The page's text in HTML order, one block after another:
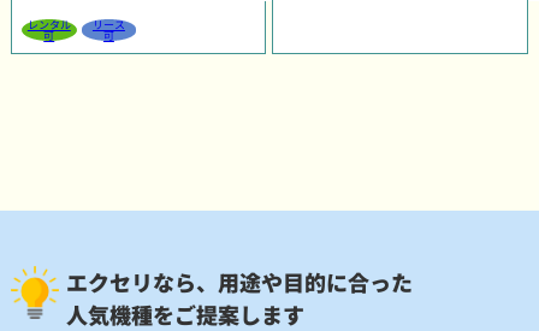
レンタル
可
リース
可
エクセリなら、用途や目的に合った
人気機種をご提案します